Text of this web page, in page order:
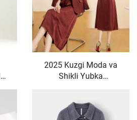
2025 Kuzgi Moda va
Shikli Yubka
— Ikki qismli to'plam